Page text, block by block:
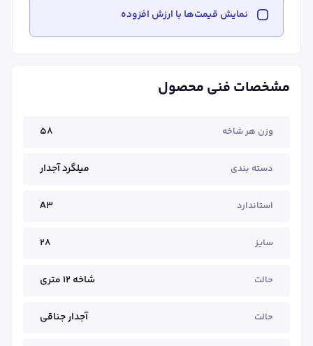
نمایش قیمت‌ها با ارزش افزوده
مشخصات فنی محصول
وزن هر شاخه 58
دسته بندی میلگرد آجدار
استاندارد A3
سایز 28
حالت شاخه ۱۲ متری
حالت آجدار جناقی